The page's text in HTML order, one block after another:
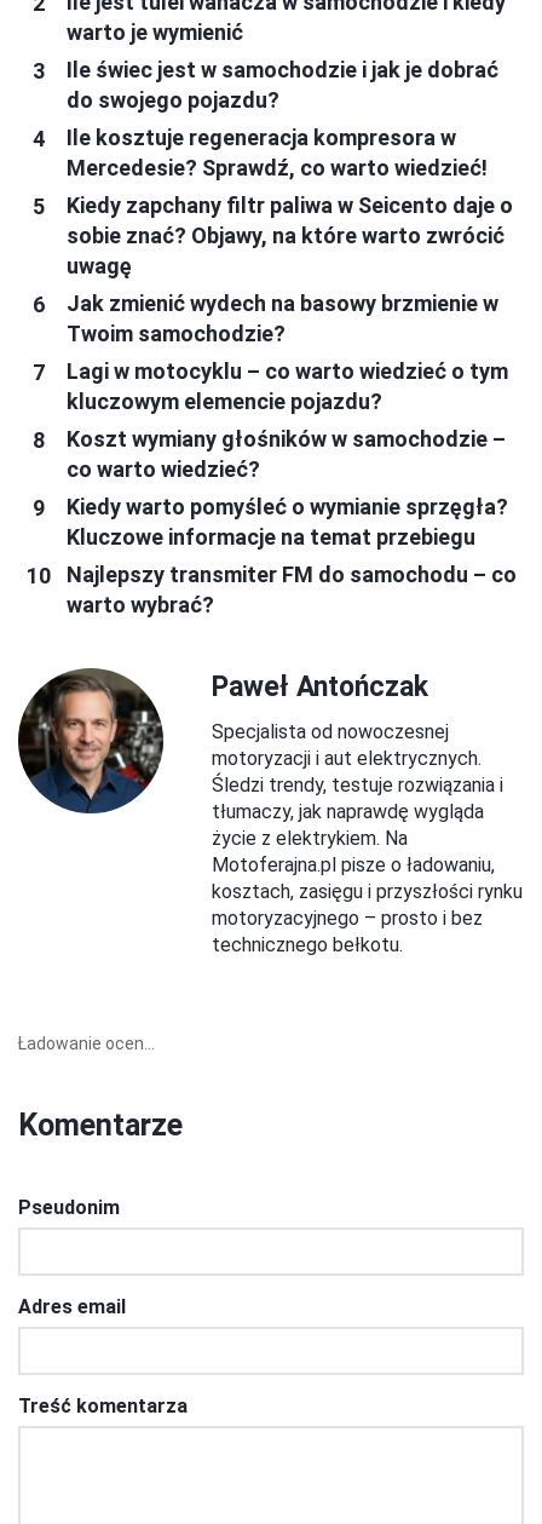
warto je wymienić
Ile świec jest w samochodzie i jak je dobrać
do swojego pojazdu?
Ile kosztuje regeneracja kompresora w
Mercedesie? Sprawdź, co warto wiedzieć!
Kiedy zapchany filtr paliwa w Seicento daje o
sobie znać? Objawy, na które warto zwrócić
uwagę
Jak zmienić wydech na basowy brzmienie w
Twoim samochodzie?
Lagi w motocyklu – co warto wiedzieć o tym
kluczowym elemencie pojazdu?
Koszt wymiany głośników w samochodzie –
co warto wiedzieć?
Kiedy warto pomyśleć o wymianie sprzęgła?
Kluczowe informacje na temat przebiegu
Najlepszy transmiter FM do samochodu – co
warto wybrać?
Paweł Antończak
Specjalista od nowoczesnej
motoryzacji i aut elektrycznych.
Śledzi trendy, testuje rozwiązania i
tłumaczy, jak naprawdę wygląda
życie z elektrykiem. Na
Motoferajna.pl pisze o ładowaniu,
kosztach, zasięgu i przyszłości rynku
motoryzacyjnego – prosto i bez
technicznego bełkotu.
Ładowanie ocen...
Komentarze
Pseudonim
Adres email
Treść komentarza